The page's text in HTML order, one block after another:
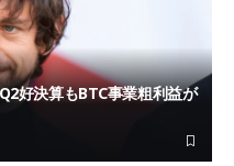
好決算もBTC事業粗利益が